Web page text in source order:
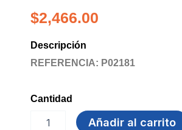
$2,466.00
Descripción
REFERENCIA: P02181
Cantidad
RESALTADOR
VERDE
Añadir al carrito